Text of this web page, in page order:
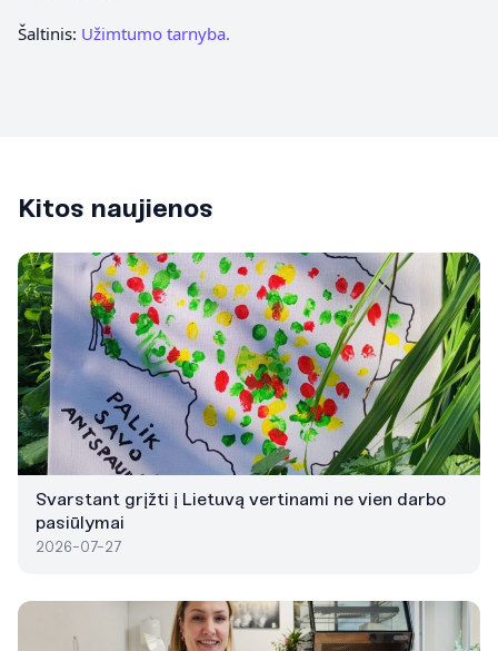
Šaltinis: Užimtumo tarnyba.
Kitos naujienos
Svarstant grįžti į Lietuvą vertinami ne vien darbo
pasiūlymai
2026-07-27